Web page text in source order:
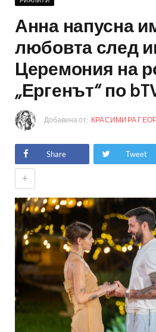
Анна напусна
любовта след
Церемония на
„Ергенът“ по
Добавена от: КРАСИМИРА
Share Tweet
+